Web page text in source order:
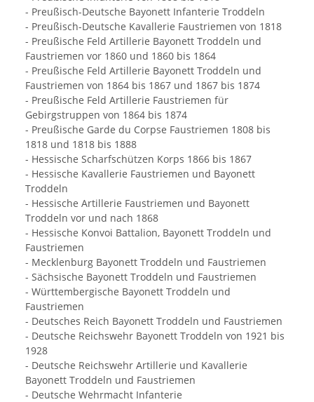
- Preußisch-Deutsche Bayonett Infanterie Troddeln
- Preußisch-Deutsche Kavallerie Faustriemen von 1818
- Preußische Feld Artillerie Bayonett Troddeln und
Faustriemen vor 1860 und 1860 bis 1864
- Preußische Feld Artillerie Bayonett Troddeln und
Faustriemen von 1864 bis 1867 und 1867 bis 1874
- Preußische Feld Artillerie Faustriemen für
Gebirgstruppen von 1864 bis 1874
- Preußische Garde du Corpse Faustriemen 1808 bis
1818 und 1818 bis 1888
- Hessische Scharfschützen Korps 1866 bis 1867
- Hessische Kavallerie Faustriemen und Bayonett
Troddeln
- Hessische Artillerie Faustriemen und Bayonett
Troddeln vor und nach 1868
- Hessische Konvoi Battalion, Bayonett Troddeln und
Faustriemen
- Mecklenburg Bayonett Troddeln und Faustriemen
- Sächsische Bayonett Troddeln und Faustriemen
- Württembergische Bayonett Troddeln und
Faustriemen
- Deutsches Reich Bayonett Troddeln und Faustriemen
- Deutsche Reichswehr Bayonett Troddeln von 1921 bis
1928
- Deutsche Reichswehr Artillerie und Kavallerie
Bayonett Troddeln und Faustriemen
- Deutsche Wehrmacht Infanterie